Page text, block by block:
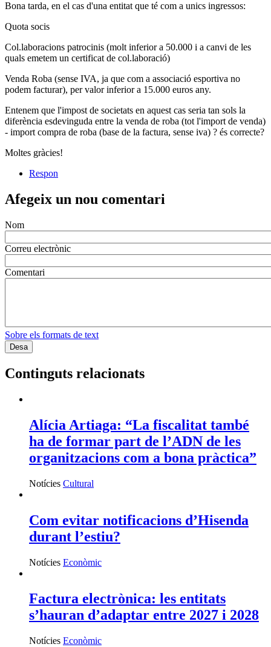
registrat)
Bona tarda, en el cas d'una entitat que té com a unics ingressos:
Quota socis
Col.laboracions patrocinis (molt inferior a 50.000 i a canvi de les
quals emetem un certificat de col.laboració)
Venda Roba (sense IVA, ja que com a associació esportiva no
podem facturar), per valor inferior a 15.000 euros any.
Entenem que l'impost de societats en aquest cas seria tan sols la
diferència esdevinguda entre la venda de roba (tot l'import de venda)
- import compra de roba (base de la factura, sense iva) ? és correcte?
Moltes gràcies!
Respon
Afegeix un nou comentari
Nom
Correu electrònic
Comentari
Sobre els formats de text
Continguts relacionats
Alícia Artiaga: “La fiscalitat també
ha de formar part de l’ADN de les
organitzacions com a bona pràctica”
Notícies Cultural
Com evitar notificacions d’Hisenda
durant l’estiu?
Notícies Econòmic
Factura electrònica: les entitats
s’hauran d’adaptar entre 2027 i 2028
Notícies Econòmic